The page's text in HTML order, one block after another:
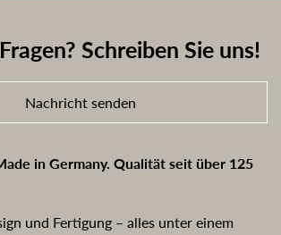
Schreiben Sie uns!
Nachricht senden
in Germany. Qualität seit über 125
und Fertigung – alles unter einem